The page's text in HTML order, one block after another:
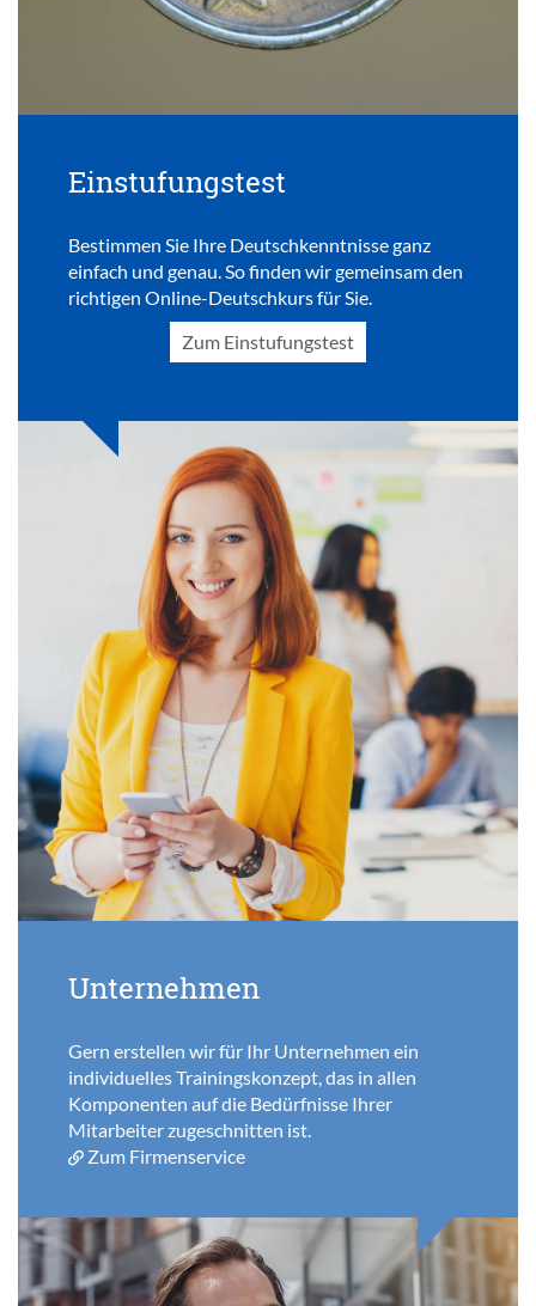
Einstufungstest
Bestimmen Sie Ihre Deutschkenntnisse ganz
einfach und genau. So finden wir gemeinsam den
richtigen Online-Deutschkurs für Sie.
Zum Einstufungstest
Unternehmen
Gern erstellen wir für Ihr Unternehmen ein
individuelles Trainingskonzept, das in allen
Komponenten auf die Bedürfnisse Ihrer
Mitarbeiter zugeschnitten ist.
Zum Firmenservice